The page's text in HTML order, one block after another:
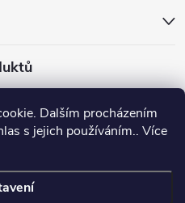
Dalším procházením
s jejich používáním.. Více
kávu 53132C8134